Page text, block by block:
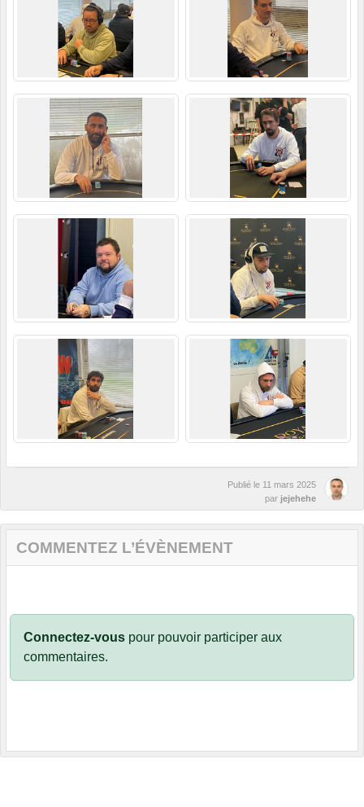
Publié le 11 mars 2025
par jejehehe
COMMENTEZ L’ÉVÈNEMENT
Connectez-vous pour pouvoir participer aux
commentaires.